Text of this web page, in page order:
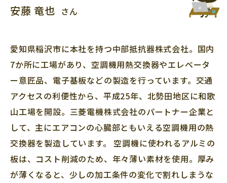
安藤 竜也 さん
愛知県稲沢市に本社を持つ中部抵抗器株式会社。国内
7か所に工場があり、空調機用熱交換器やエレベータ
ー意匠品、電子基板などの製造を行っています。交通
アクセスの利便性から、平成25年、北勢田地区に和歌
山工場を開設。三菱電機株式会社のパートナー企業と
して、主にエアコンの心臓部ともいえる空調機用の熱
交換器を製造しています。 空調機に使われるアルミの
板は、コスト削減のため、年々薄い素材を使用。厚み
が薄くなると、少しの加工条件の変化で割れしまうな